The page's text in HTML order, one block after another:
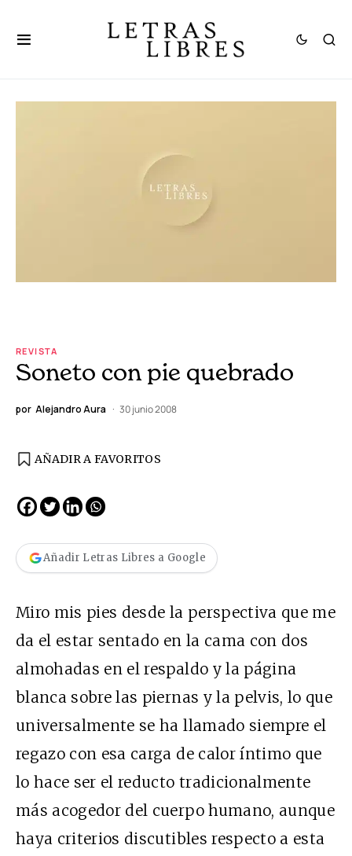
REVISTA
Soneto con pie quebrado
por Alejandro Aura 30 junio 2008
AÑADIR A FAVORITOS
Añadir Letras Libres a Google
Miro mis pies desde la perspectiva que me
da el estar sentado en la cama con dos
almohadas en el respaldo y la página
blanca sobre las piernas y la pelvis, lo que
universalmente se ha llamado siempre el
regazo con esa carga de calor íntimo que
lo hace ser el reducto tradicionalmente
más acogedor del cuerpo humano, aunque
haya criterios discutibles respecto a esta